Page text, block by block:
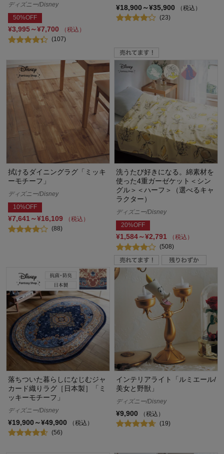
ディズニー/Disney
50%OFF
¥3,995～¥7,700
（税込）
(107)
¥18,900～¥35,900
（税込）
(23)
拭けるダイニングラグ「ミッキ
ーモチーフ」
ディズニー/Disney
10%OFF
¥7,641～¥16,109
（税込）
(88)
洗うたび好きになる。綿素材を
使った4重ガーゼケット＜シン
グル＞＜ハーフ＞（選べるキャ
ラクター）
ディズニー/Disney
20%OFF
¥1,584～¥2,791
（税込）
(508)
落ちついた暮らしになじむジャ
カード織りラグ［日本製］「ミ
ッキーモチーフ」
ディズニー/Disney
¥19,900～¥49,900
（税込）
(56)
インテリアライト「ルミエール/
美女と野獣」
ディズニー/Disney
¥9,900
（税込）
(19)